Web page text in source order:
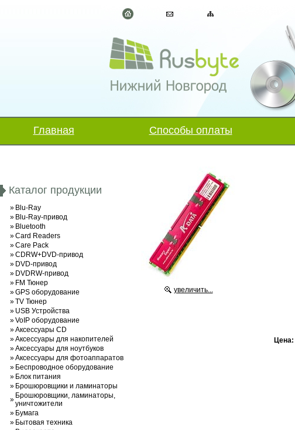
Главная Способы оплаты
Каталог продукции
» Blu-Ray
» Blu-Ray-привод
» Bluetooth
»Card Readers
»Care Pack
»CDRW+DVD-привод
» DVD-привод
» DVDRW-привод
» FM Тюнер
»GPS оборудование
»TV Тюнер
» USB Устройства
»VoIP оборудование
»Аксессуары CD
»Аксессуары для накопителей
»Аксессуары для ноутбуков
»Аксессуары для фотоаппаратов
» Беспроводное оборудование
» Блок питания
» Брошюровщики и ламинаторы
» Брошюровщики, ламинаторы,
уничтожители
» Бумага
» Бытовая техника
увеличить...
Цена: